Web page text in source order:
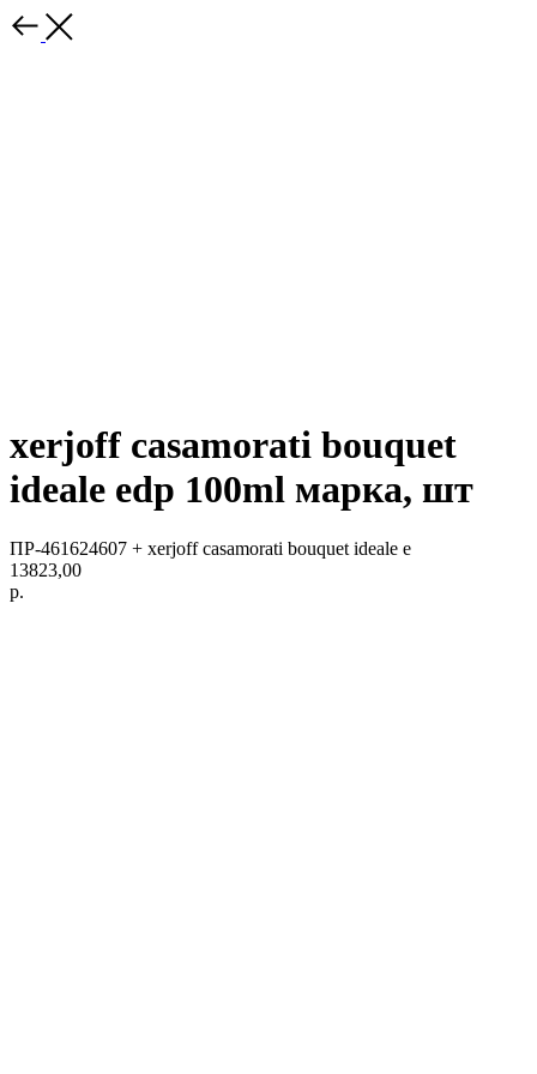
xerjoff casamorati bouquet
ideale edp 100ml марка, шт
ПР-461624607 + xerjoff casamorati bouquet ideale e
13823,00
р.